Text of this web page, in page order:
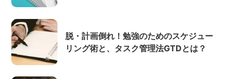
脱・計画倒れ！勉強のためのスケジュー
リング術と、タスク管理法GTDとは？